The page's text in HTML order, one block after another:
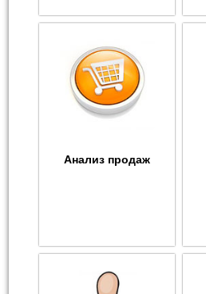
Анализ продаж